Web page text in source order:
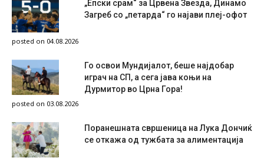
„Епски срам“ за Црвена Звезда, Динамо
Загреб со „петарда“ го најави плеј-офот
posted on 04.08.2026
Го освои Мундијалот, беше најдобар
играч на СП, а сега јава коњи на
Дурмитор во Црна Гора!
posted on 03.08.2026
Поранешната свршеница на Лука Дончиќ
се откажа од тужбата за алиментација